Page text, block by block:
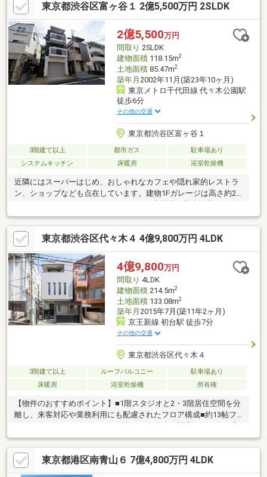
東京都渋谷区富ヶ谷１ 2億5,500万円 2SLDK
2億5,500万円
間取り 2SLDK
建物面積118.15m2
土地面積85.47m2
築年月 2002年11月(築23年10ヶ月)
東京メトロ千代田線 代々木公園駅
徒歩6分
その他の交通
東京都渋谷区富ヶ谷１
3階建て以上 都市ガス
駐車場あり
システムキッチン
床暖房 浴室乾燥機
近隣にはスーパーはじめ、おしゃれなカフェや隠れ家的レストラ
ン、ショップなども点在しています。建物1Fガレージは高さ約27
ｍとゆとりのスペースで、ハイル―フ・大型車も駐車可能、1F奥
のフリースペースと連結してお使い頂くことも可能です。南北東
の３方向に開口部があり風通りもよく、自然光の取れるお部屋で
す。2F、LDKと3F主寝室に床暖房、収納スペース多く、全窓複層
ガラス、シャッター付で防犯面も安心です。
東京都渋谷区代々木４ 4億9,800万円 4LDK
4億9,800万円
間取り 4LDK
建物面積214.5m2
土地面積133.08m2
築年月 2015年7月(築11年2ヶ月)
京王新線 初台駅 徒歩7分
その他の交通
東京都渋谷区代々木４
3階建て以上 ルーフバルコニー
駐車場あり
床暖房
浴室乾燥機 所有権
【物件のおすすめポイント】■1階スタジオと2・3階居住空間を分
離し、来客対応や業務利用にも配慮されたフロア構成■約13帖フ
性ある間取り■各階にトイレと洗面台を配置し、フロアごとに使
い分けしやすい設計■約29帖のLDKは一体感ある空間として設計さ
れ、用途に応じて柔軟なレイアウトが可能【周辺環境のおすすめ
ポイント】■京王新線「初台」駅・小田急線「参宮橋」駅の2駅2
東京都港区南青山６ 7億4,800万円 4LDK